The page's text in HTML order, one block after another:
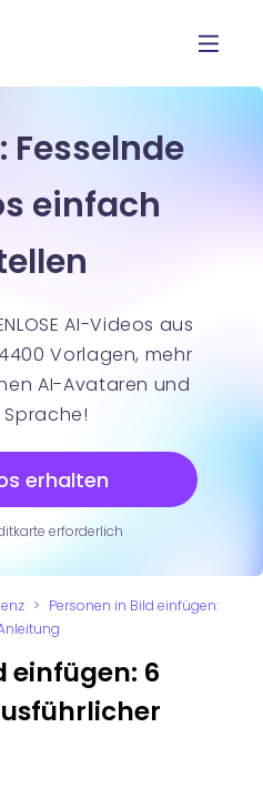
Fesselnde
einfach
AI-Videos aus
Vorlagen, mehr
AI-Avataren und
Sprache!
erhalten
erforderlich
> Personen in Bild einfügen:
einfügen: 6